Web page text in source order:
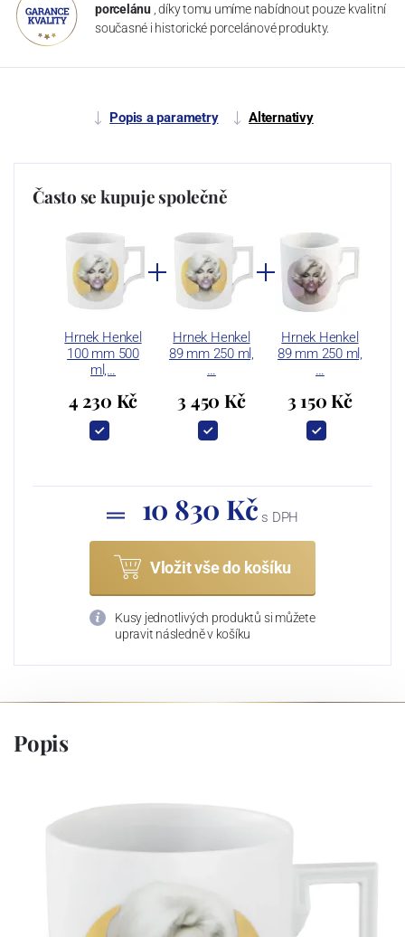
porcelánu , díky tomu umíme nabídnout pouze kvalitní
současné i historické porcelánové produkty.
Popis a parametry Alternativy
Často se kupuje společně
Hrnek Henkel
100 mm 500
ml,…
4 230 Kč
Hrnek Henkel
89 mm 250 ml,
…
3 450 Kč
Hrnek Henkel
89 mm 250 ml,
…
3 150 Kč
10 830 Kč s DPH
Vložit vše do košíku
Kusy jednotlivých produktů si můžete
upravit následně v košíku
Popis